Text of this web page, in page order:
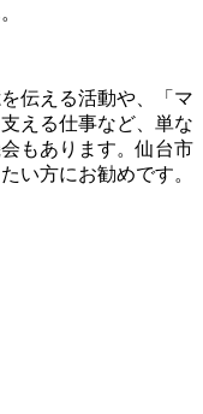
伝える活動や、「マ
える仕事など、単な
もあります。仙台市
い方にお勧めです。